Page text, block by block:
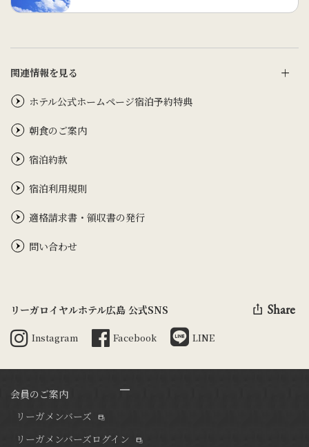
関連情報を見る
ホテル公式ホームページ宿泊予約特典
朝食のご案内
宿泊約款
宿泊利用規則
適格請求書・領収書の発行
問い合わせ
リーガロイヤルホテル広島 公式SNS
Instagram Facebook LINE
Share
会員のご案内
リーガメンバーズ
リーガメンバーズログイン